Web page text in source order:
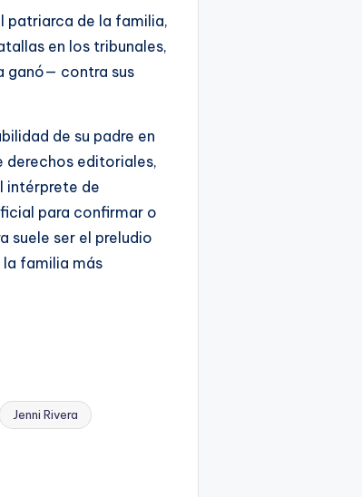
patriarca de la familia,
en los tribunales,
ganó— contra sus
de su padre en
derechos editoriales,
intérprete de
para confirmar o
suele ser el preludio
familia más
Jenni Rivera